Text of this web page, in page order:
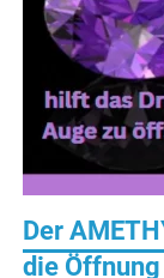
Der
die